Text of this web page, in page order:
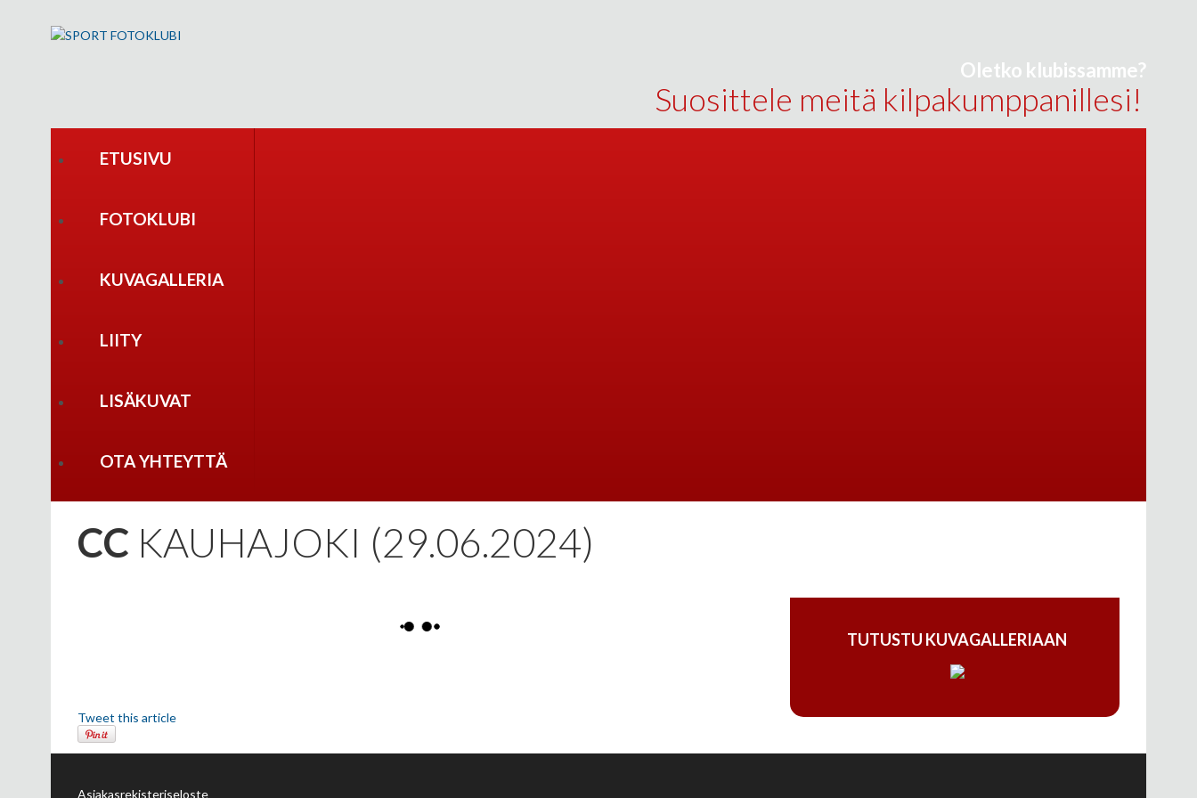
Oletko klubissamme?
Suosittele meitä kilpakumppanillesi!
ETUSIVU
FOTOKLUBI
KUVAGALLERIA
LIITY
LISÄKUVAT
OTA YHTEYTTÄ
CC KAUHAJOKI (29.06.2024)
Tweet this article
TUTUSTU KUVAGALLERIAAN
Asiakasrekisteriseloste